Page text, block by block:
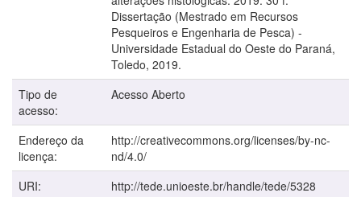
Dissertação (Mestrado em Recursos
Pesqueiros e Engenharia de Pesca) -
Universidade Estadual do Oeste do Paraná,
Toledo, 2019.
Tipo de
acesso:
Acesso Aberto
Endereço da
licença:
http://creativecommons.org/licenses/by-nc-
nd/4.0/
URI:
http://tede.unioeste.br/handle/tede/5328